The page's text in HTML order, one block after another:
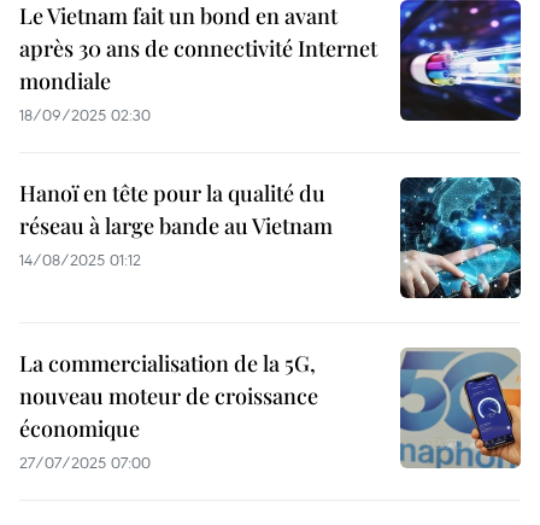
Le Vietnam fait un bond en avant
après 30 ans de connectivité Internet
mondiale
18/09/2025 02:30
Hanoï en tête pour la qualité du
réseau à large bande au Vietnam
14/08/2025 01:12
La commercialisation de la 5G,
nouveau moteur de croissance
économique
27/07/2025 07:00